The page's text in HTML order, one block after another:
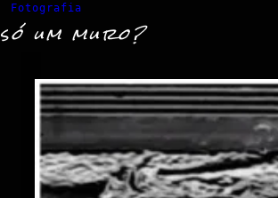
Fotografia
só um muro?